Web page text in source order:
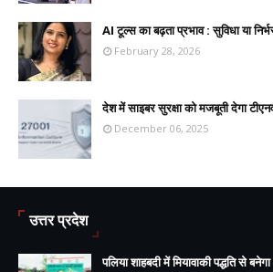
AI टूल्स का बढ़ता प्रभाव : सुविधा या
February 28, 2026
देश में साइबर सुरक्षा को मजबूती देगा
December 06, 2025
उत्तर प्रदेश
पलिया शाहबदी में मियावाकी पद्धति से